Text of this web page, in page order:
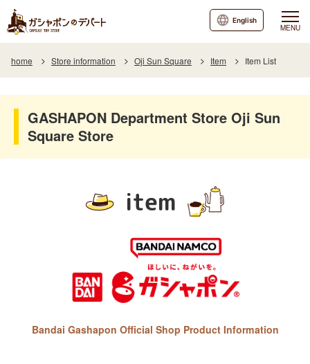
MENU
English
home Store information Oji Sun Square Item Item List
GASHAPON Department Store Oji Sun
Square Store
item
Bandai Gashapon Official Shop Product Information